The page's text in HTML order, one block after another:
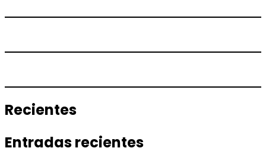
Recientes
Entradas recientes